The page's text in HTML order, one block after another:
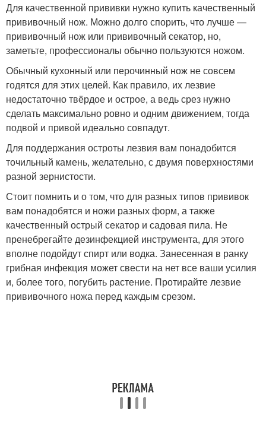
Для качественной прививки нужно купить качественный
прививочный нож. Можно долго спорить, что лучше —
прививочный нож или прививочный секатор, но,
заметьте, профессионалы обычно пользуются ножом.
Обычный кухонный или перочинный нож не совсем
годятся для этих целей. Как правило, их лезвие
недостаточно твёрдое и острое, а ведь срез нужно
сделать максимально ровно и одним движением, тогда
подвой и привой идеально совпадут.
Для поддержания остроты лезвия вам понадобится
точильный камень, желательно, с двумя поверхностями
разной зернистости.
Стоит помнить и о том, что для разных типов прививок
вам понадобятся и ножи разных форм, а также
качественный острый секатор и садовая пила. Не
пренебрегайте дезинфекцией инструмента, для этого
вполне подойдут спирт или водка. Занесенная в ранку
грибная инфекция может свести на нет все ваши усилия
и, более того, погубить растение. Протирайте лезвие
прививочного ножа перед каждым срезом.